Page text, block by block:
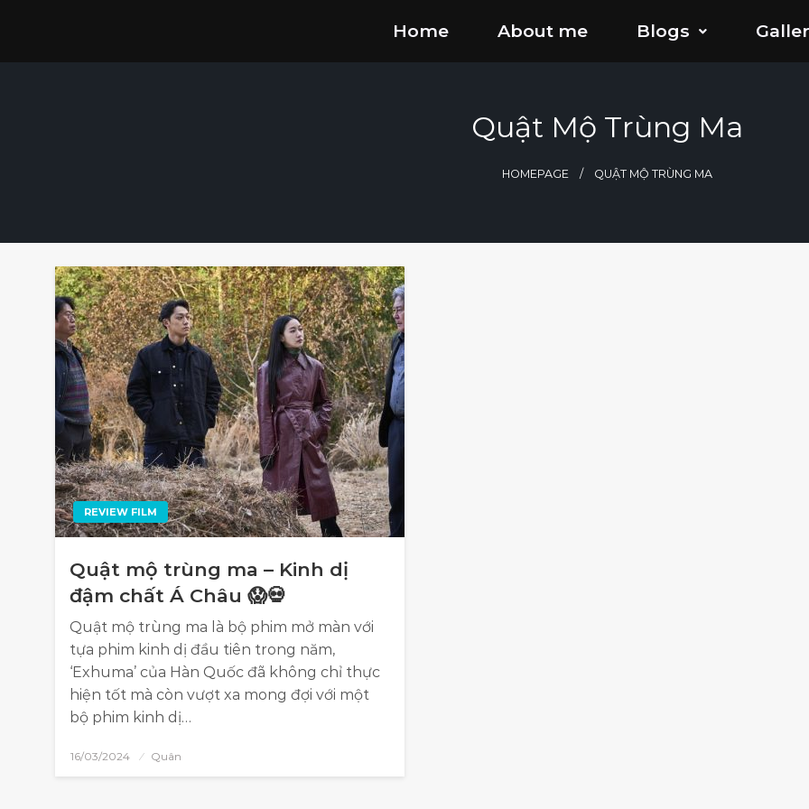
Home About me Blogs
Quật Mộ Trùng Ma
HOMEPAGE QUẬT MỘ TRÙNG MA
REVIEW FILM
Quật mộ trùng ma – Kinh dị
đậm chất Á Châu 😱💀
Quật mộ trùng ma là bộ phim mở màn với
tựa phim kinh dị đầu tiên trong năm,
‘Exhuma’ của Hàn Quốc đã không chỉ thực
hiện tốt mà còn vượt xa mong đợi với một
bộ phim kinh dị…
16/03/2024 Quân